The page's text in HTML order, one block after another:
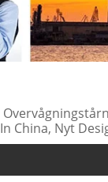
China, Nyt